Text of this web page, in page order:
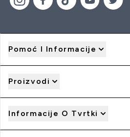
Pomoć I Informacije
Proizvodi
Informacije O Tvrtki